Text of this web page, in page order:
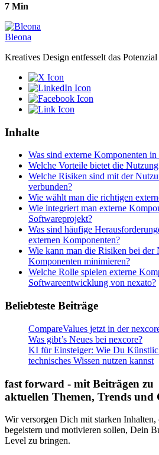
7 Min
Bleona
Kreatives Design entfesselt das
Inhalte
Was sind externe Komponenten
Welche Vorteile bietet die
Welche Risiken sind mit der
verbunden?
Wie wählt man die richtigen
Wie integriert man externe
Softwareprojekt?
Was sind häufige
externen Komponenten?
Wie kann man die Risiken bei der
Komponenten minimieren?
Welche Rolle spielen externe
Softwareentwicklung von nexato?
Beliebteste Beiträge
CompareValues jetzt in der
Was gibt’s Neues bei nexcore?
KI für Einsteiger: Wie Du
technisches Wissen nutzen kannst
fast forward - mit Beiträgen zu
aktuellen Themen, Trends und
Wir versorgen Dich mit starken
begeistern und motivieren sollen, Dein
Level zu bringen.